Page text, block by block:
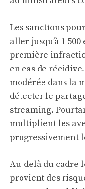
Les sanctions
aller jusqu’à 1
première
en cas de
modérée dans la
détecter le
streaming.
multiplient les
progressivement
Au-delà du cadre
provient des